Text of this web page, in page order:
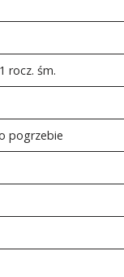
rocz. śm.
pogrzebie